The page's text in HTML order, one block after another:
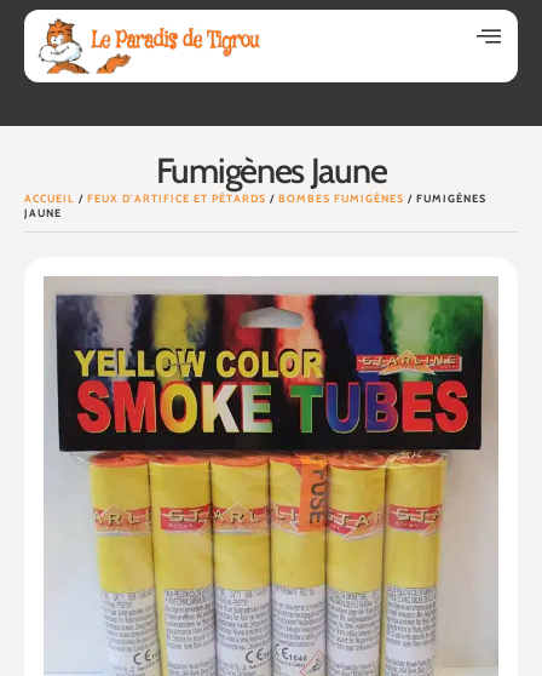
Fumigènes Jaune
ACCUEIL / FEUX D'ARTIFICE ET PÉTARDS / BOMBES FUMIGÈNES / FUMIGÈNES
JAUNE